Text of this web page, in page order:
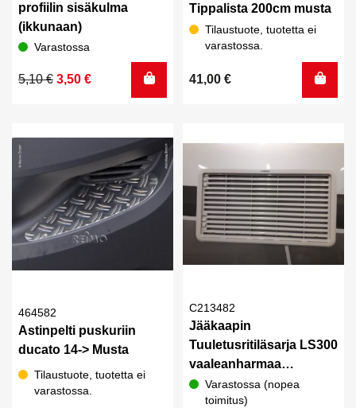
profiilin sisäkulma
(ikkunaan)
Varastossa
5,10€
Alkuperäinen
5,10 €.
3,50 €
Nykyinen
3,50 €.
Tippalista 200cm musta
Tilaustuote, tuotetta ei
varastossa.
41,00 €
464582
Astinpelti puskuriin
ducato 14-> Musta
Tilaustuote, tuotetta ei
varastossa.
C213482
Jääkaapin
Tuuletusritiläsarja LS300
vaaleanharmaa
Carthago
Varastossa (nopea
toimitus)